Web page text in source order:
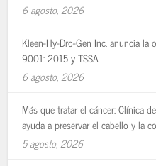
6 agosto, 2026
Kleen-Hy-Dro-Gen Inc. anuncia
9001: 2015 y TSSA
6 agosto, 2026
Más que tratar el cáncer: Clínica
ayuda a preservar el cabello y la
5 agosto, 2026